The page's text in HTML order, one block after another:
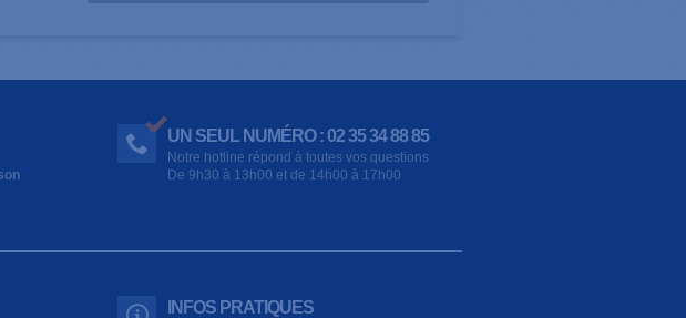
UN SEUL NUMÉRO : 02 35 34 88 85
Notre hotline répond à toutes vos questions
De 9h30 à 13h00 et de 14h00 à 17h00
INFOS PRATIQUES